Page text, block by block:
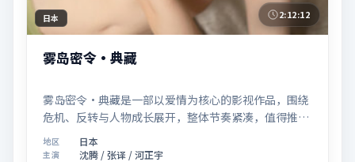
日本 2:12:12
雾岛密令·典藏
雾岛密令·典藏是一部以爱情为核心的影视作品，围绕
危机、反转与人物成长展开，整体节奏紧凑，值得推荐
观看。
地区 日本
主演
沈腾 / 张译 / 河正宇